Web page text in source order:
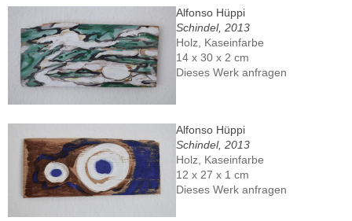
Alfonso Hüppi
Schindel, 2013
Holz, Kaseinfarbe
14 x 30 x 2 cm
Dieses Werk anfragen
Alfonso Hüppi
Schindel, 2013
Holz, Kaseinfarbe
12 x 27 x 1 cm
Dieses Werk anfragen